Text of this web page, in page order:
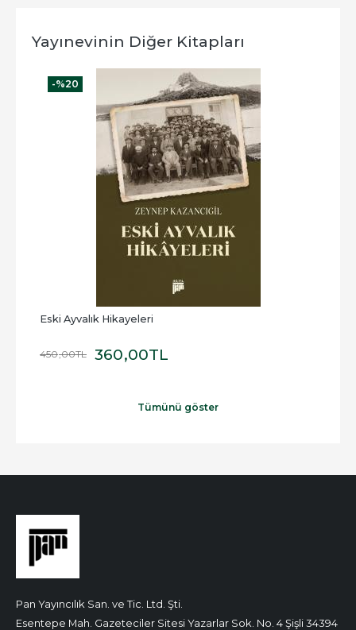
Yayınevinin Diğer Kitapları
-%20
Eski Ayvalık Hikayeleri
450,00TL 360,00TL
Tümünü göster
Pan Yayıncılık San. ve Tic. Ltd. Şti.
Esentepe Mah. Gazeteciler Sitesi Yazarlar Sok. No. 4 Şişli 34394